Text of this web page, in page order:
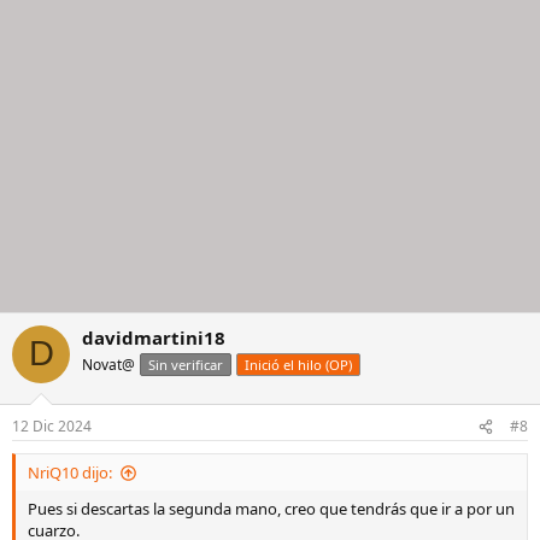
D davidmartini18
Novat@ Sin verificar Inició el hilo (OP)
12 Dic 2024 #8
NriQ10 dijo:
Pues si descartas la segunda mano, creo que tendrás que ir a por un
cuarzo.